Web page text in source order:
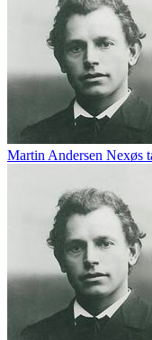
Martin Andersen Nexøs